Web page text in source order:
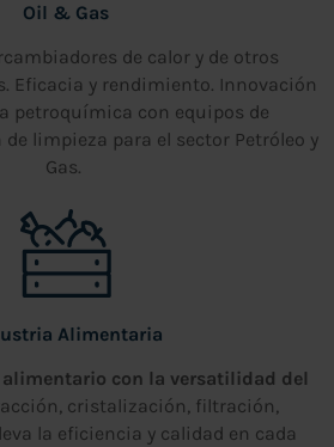
Oil & Gas
de calor y de otros
Eficacia y rendimiento. Innovación
petroquímica con equipos de
limpieza para el sector Petróleo y
Gas.
Alimentaria
alimentario con la versatilidad del
cristalización, filtración,
la eficiencia y calidad en cada